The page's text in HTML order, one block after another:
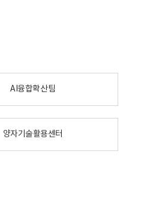
AI융합확산팀
양자기술활용센터